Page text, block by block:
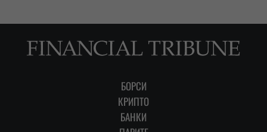
БОРСИ
КРИПТО
БАНКИ